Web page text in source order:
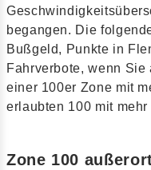
begangen. Die
Bußgeld, Punkte in
Fahrverbote, wenn
einer 100er Zone mit
erlaubten 100 mit
Zone 100